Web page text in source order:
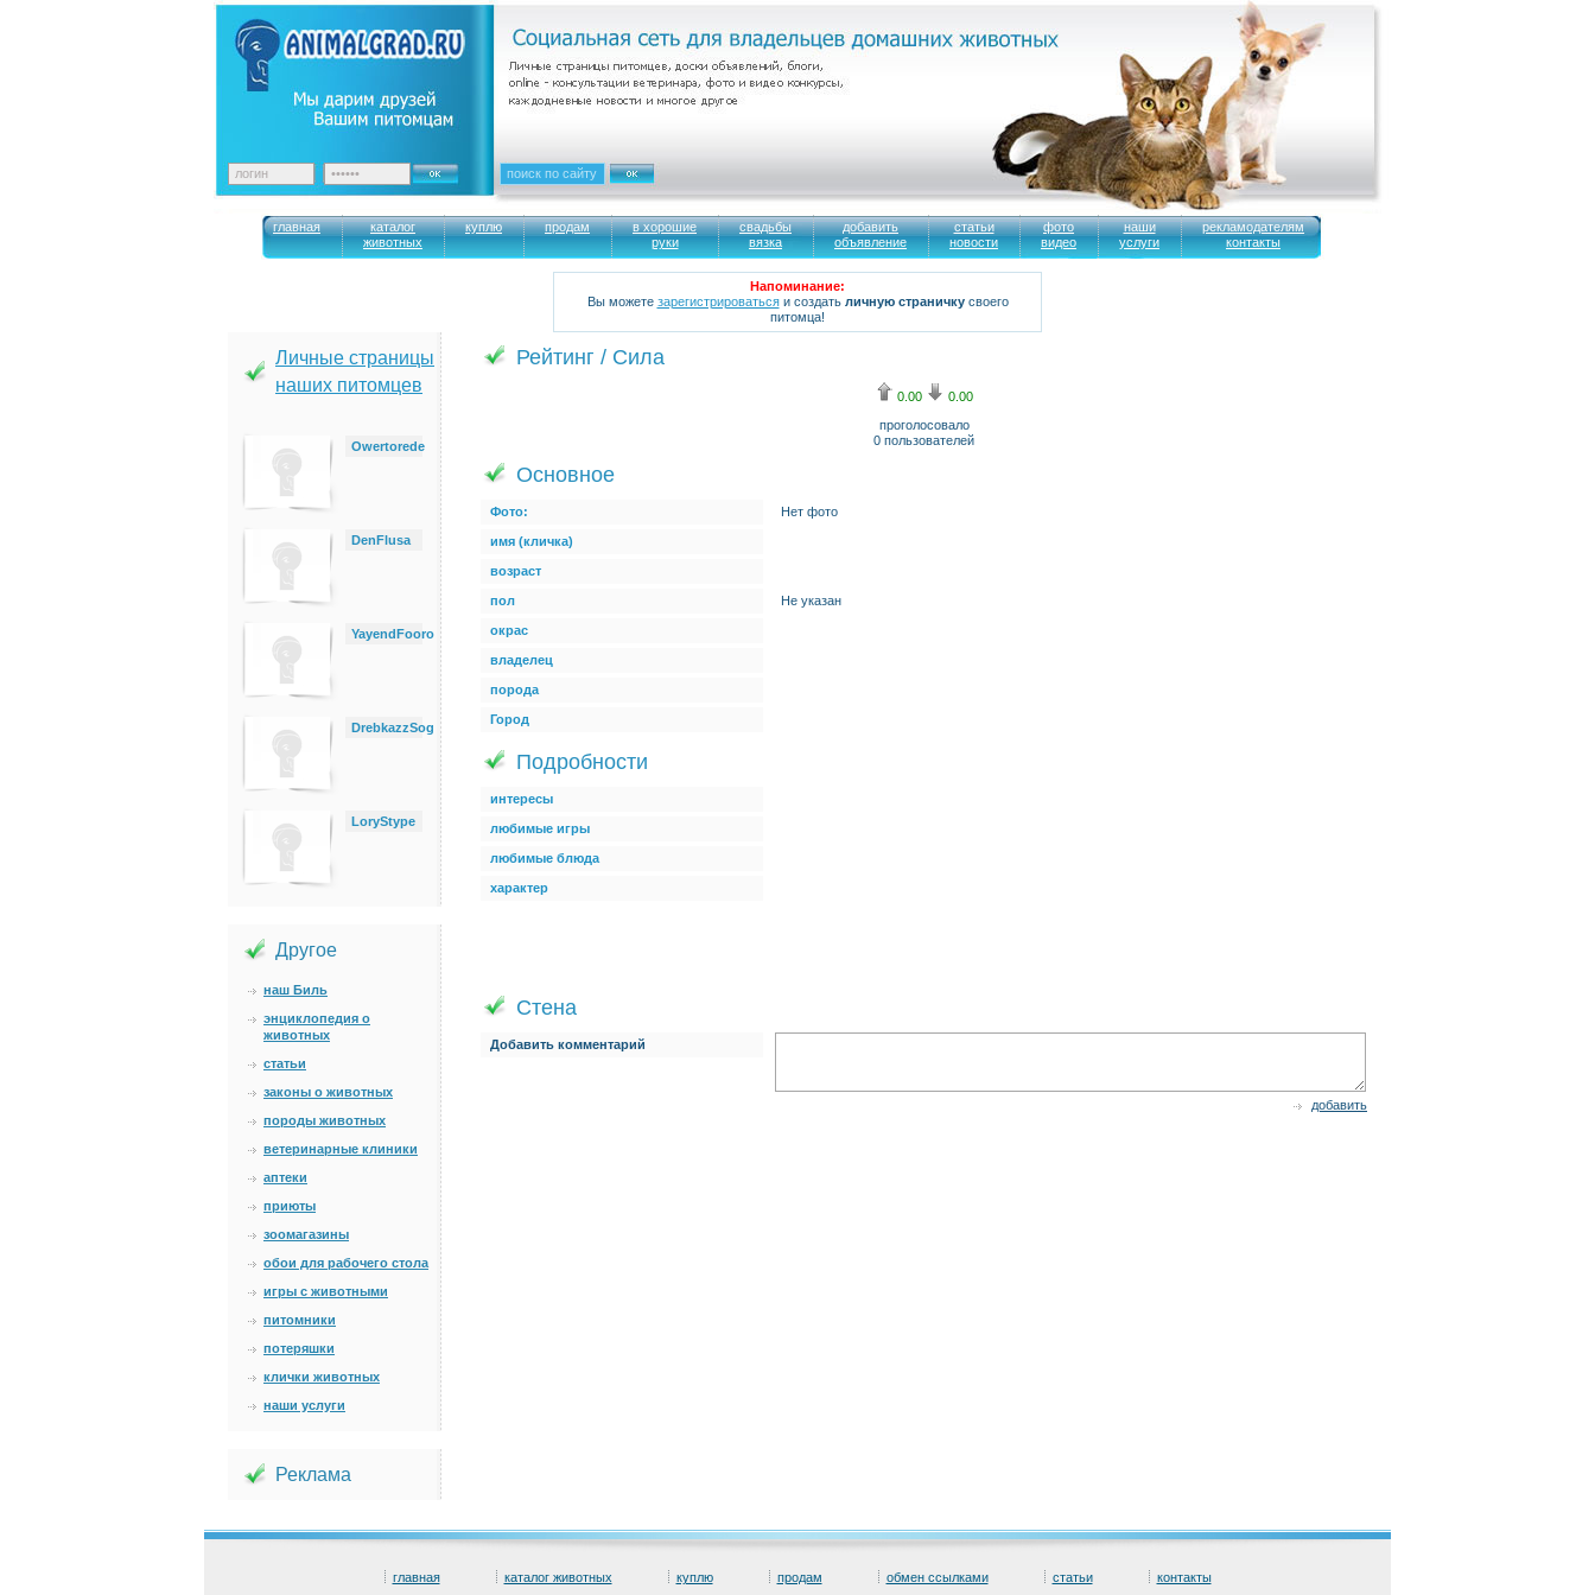
главная
каталог
животных
куплю продам
в хорошие
руки
свадьбы
вязка
добавить
объявление
статьи
новости
фото
видео
наши
услуги
рекламодателям
контакты
Напоминание:
Вы можете зарегистрироватьсяи создать личную страничкусвоего
питомца!
Личные страницы
наших питомцев
Owertorede
DenFlusa
YayendFooro
DrebkazzSog
LoryStype
Другое
наш Биль
энциклопедия о
животных
статьи
законы о животных
породы животных
ветеринарные клиники
аптеки
приюты
зоомагазины
обои для рабочего стола
игры с животными
питомники
потеряшки
клички животных
наши услуги
Реклама
Рейтинг / Сила
0.00
0.00
проголосовало
0 пользователей
Основное
Фото: Нет фото
имя (кличка)
возраст
пол Не указан
окрас
владелец
порода
Город
Подробности
интересы
любимые игры
любимые блюда
характер
Стена
Добавить комментарий
добавить
главная каталог животных куплю продам обмен ссылками статьи контакты